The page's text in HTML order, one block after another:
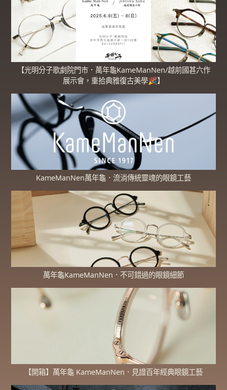
【光明分子歌劇院門市．萬年龜KameManNen/越前國甚六作
展示會，重拾典雅復古美學🎉】
KameManNen萬年龜．流淌傳統靈魂的眼鏡工藝
萬年龜KameManNen．不可錯過的眼鏡細節
【開箱】萬年龜 KameManNen．見證百年經典眼鏡工藝